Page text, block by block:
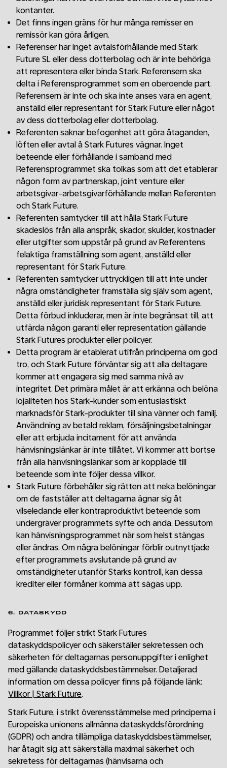
kontanter.
Det finns ingen gräns för hur många remisser en
remissör kan göra årligen.
Referenser har inget avtalsförhållande med Stark
Future SL eller dess dotterbolag och är inte behöriga
att representera eller binda Stark. Referensern ska
delta i Referensprogrammet som en oberoende part.
Referensern är inte och ska inte anses vara en agent,
anställd eller representant för Stark Future eller något
av dess dotterbolag eller dotterbolag.
Referenten saknar befogenhet att göra åtaganden,
löften eller avtal å Stark Futures vägnar. Inget
beteende eller förhållande i samband med
Referensprogrammet ska tolkas som att det etablerar
någon form av partnerskap, joint venture eller
arbetsgivar-arbetsgivarförhållande mellan Referenten
och Stark Future.
Referenten samtycker till att hålla Stark Future
skadeslös från alla anspråk, skador, skulder, kostnader
eller utgifter som uppstår på grund av Referentens
felaktiga framställning som agent, anställd eller
representant för Stark Future.
Referenten samtycker uttryckligen till att inte under
några omständigheter framställa sig själv som agent,
anställd eller juridisk representant för Stark Future.
Detta förbud inkluderar, men är inte begränsat till, att
utfärda någon garanti eller representation gällande
Stark Futures produkter eller policyer.
Detta program är etablerat utifrån principerna om god
tro, och Stark Future förväntar sig att alla deltagare
kommer att engagera sig med samma nivå av
integritet. Det primära målet är att erkänna och belöna
lojaliteten hos Stark-kunder som entusiastiskt
marknadsför Stark-produkter till sina vänner och familj.
Användning av betald reklam, försäljningsbetalningar
eller att erbjuda incitament för att använda
hänvisningslänkar är inte tillåtet. Vi kommer att bortse
från alla hänvisningslänkar som är kopplade till
beteende som inte följer dessa villkor.
Stark Future förbehåller sig rätten att neka belöningar
om de fastställer att deltagarna ägnar sig åt
vilseledande eller kontraproduktivt beteende som
undergräver programmets syfte och anda. Dessutom
kan hänvisningsprogrammet när som helst stängas
eller ändras. Om några belöningar förblir outnyttjade
efter programmets avslutande på grund av
omständigheter utanför Starks kontroll, kan dessa
krediter eller förmåner komma att sägas upp.
6. DATASKYDD
Programmet följer strikt Stark Futures
dataskyddspolicyer och säkerställer sekretessen och
säkerheten för deltagarnas personuppgifter i enlighet
med gällande dataskyddsbestämmelser. Detaljerad
information om dessa policyer finns på följande länk:
Villkor | Stark Future.
Stark Future, i strikt överensstämmelse med principerna i
Europeiska unionens allmänna dataskyddsförordning
(GDPR) och andra tillämpliga dataskyddsbestämmelser,
har åtagit sig att säkerställa maximal säkerhet och
sekretess för deltagarnas (hänvisarna och